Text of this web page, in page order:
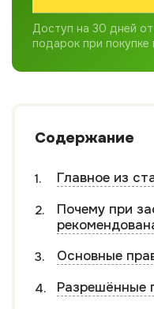
Доступ на 30 дней
подарок при
Содержание
Главное из
Почему при
Основные
Разрешённые